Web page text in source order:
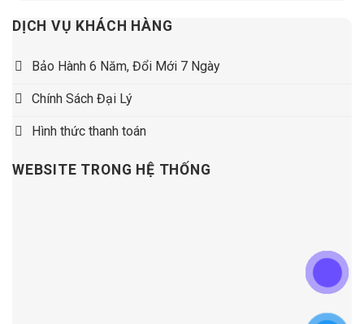
DỊCH VỤ KHÁCH HÀNG
Bảo Hành 6 Năm, Đổi Mới 7 Ngày
Chính Sách Đại Lý
Hình thức thanh toán
WEBSITE TRONG HỆ THỐNG